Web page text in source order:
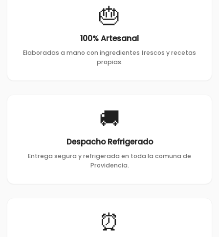
🎂
100% Artesanal
Elaboradas a mano con ingredientes frescos y recetas
propias.
🚚
Despacho Refrigerado
Entrega segura y refrigerada en toda la comuna de
Providencia.
⏰